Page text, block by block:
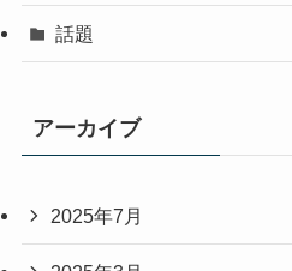
話題
アーカイブ
2025年7月